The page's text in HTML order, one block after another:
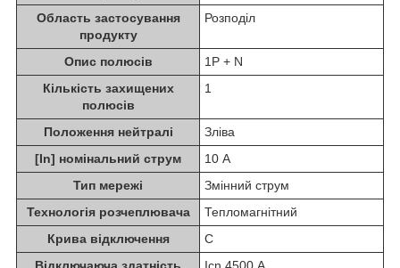
Область застосування
продукту
Розподіл
Опис полюсів
1P + N
Кількість захищених
полюсів
1
Положення нейтралі
Зліва
[In] номінальний струм
10 А
Тип мережі
Змінний струм
Технологія розчеплювача
Тепломагнітний
Крива відключення
C